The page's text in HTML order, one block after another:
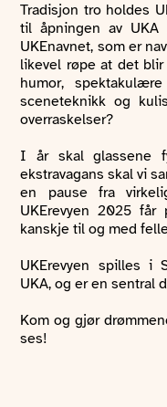
Tradisjon tro holdes
til åpningen av UKA
UKEnavnet, som er
likevel røpe at det
humor,
sceneteknikk og
overraskelser?
I år skal glassene
ekstravagans skal vi
en pause fra
UKErevyen 2025
kanskje til og med
UKErevyen spilles i
UKA, og er en sentral
Kom og gjør
ses!